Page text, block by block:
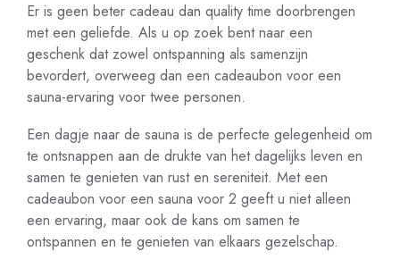
Er is geen beter cadeau dan quality time doorbrengen
met een geliefde. Als u op zoek bent naar een
geschenk dat zowel ontspanning als samenzijn
bevordert, overweeg dan een cadeaubon voor een
sauna-ervaring voor twee personen.
Een dagje naar de sauna is de perfecte gelegenheid om
te ontsnappen aan de drukte van het dagelijks leven en
samen te genieten van rust en sereniteit. Met een
cadeaubon voor een sauna voor 2 geeft u niet alleen
een ervaring, maar ook de kans om samen te
ontspannen en te genieten van elkaars gezelschap.